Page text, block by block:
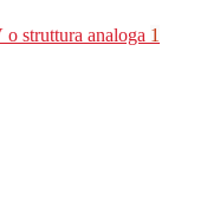
struttura analoga 1